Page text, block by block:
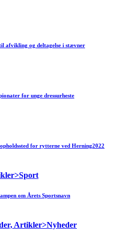
afvikling og deltagelse i stævner
for unge dressurheste
for rytterne ved Herning2022
om Årets Sportsnavn
Artikler>Nyheder